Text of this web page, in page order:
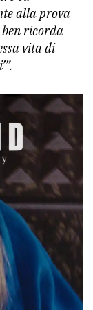
alla prova
ben ricorda
vita di